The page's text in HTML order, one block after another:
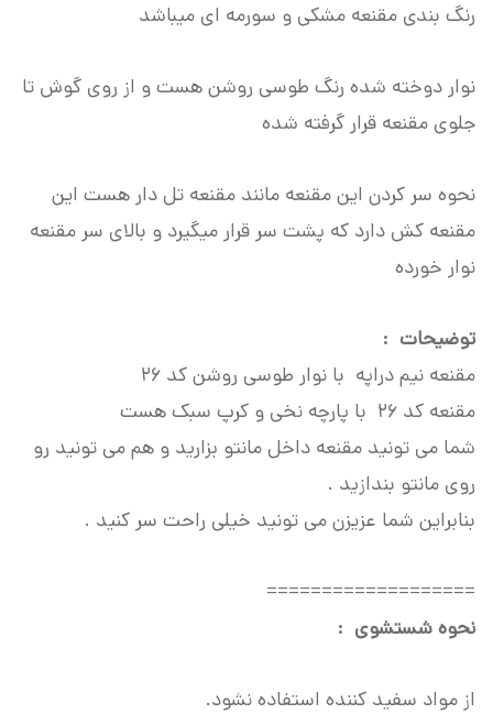
رنگ بندی مقنعه مشکی و سورمه ای میباشد
نوار دوخته شده رنگ طوسی روشن هست و از روی گوش تا
جلوی مقنعه قرار گرفته شده
نحوه سر کردن این مقنعه مانند مقنعه تل دار هست این
مقنعه کش دارد که پشت سر قرار میگیرد و بالای سر مقنعه
نوار خورده
توضیحات :
مقنعه نیم دراپه با نوار طوسی روشن کد 26
مقنعه کد 26 با پارچه نخی و کرپ سبک هست
شما می تونید مقنعه داخل مانتو بزارید و هم می تونید رو
روی مانتو بندازید .
بنابراین شما عزیزن می تونید خیلی راحت سر کنید .
===================
نحوه شستشوی :
از مواد سفید کننده استفاده نشود.